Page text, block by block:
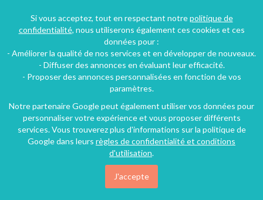
321€/nuit
Si vous acceptez, tout en respectant notrepolitique de
confidentialité, nous utiliserons également ces cookies et ces
données pour :
- Améliorer la qualité de nos services et en développer de nouveaux.
- Diffuser des annonces en évaluant leur efficacité.
- Proposer des annonces personnalisées en fonction de vos
paramètres.
Notre partenaire Google peut également utiliser vos données pour
personnaliser votre expérience et vous proposer différents
services. Vous trouverez plus d'informations sur la politique de
Google dans leurs règles de confidentialité et conditions
d'utilisation.
J'accepte